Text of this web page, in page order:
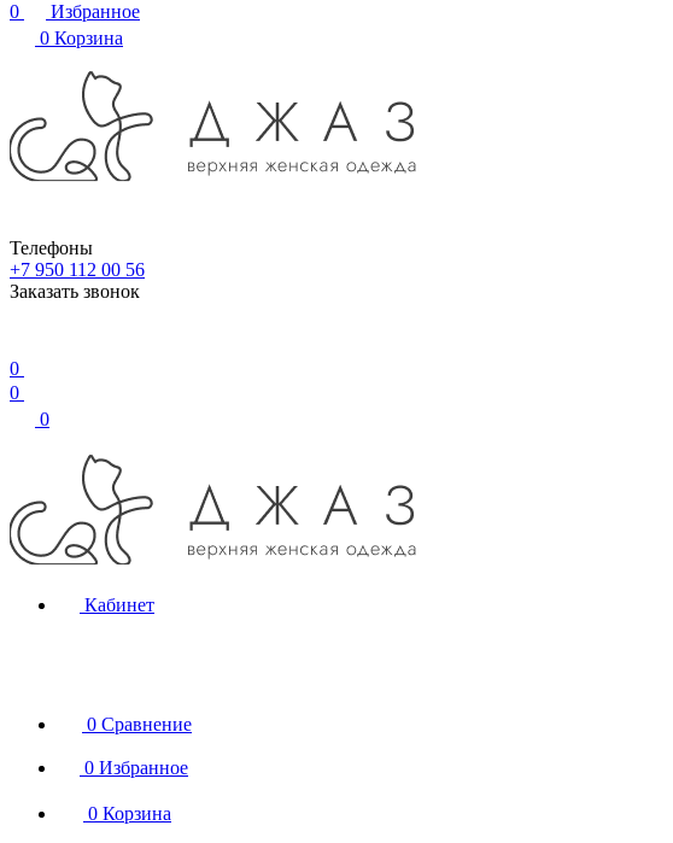
0
Избранное
0 Корзина
Телефоны
+7 950 112 00 56
Заказать звонок
0
0
0
Кабинет
0 Сравнение
0 Избранное
0 Корзина